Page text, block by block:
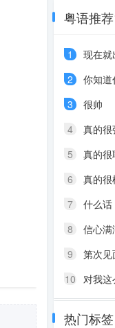
粤语推
1
现在就
2
你知道
3
很帅
4
真的很
5
真的很
6
真的很
7
什么话
8
信心满
9
第次
10 对我这
热门标签